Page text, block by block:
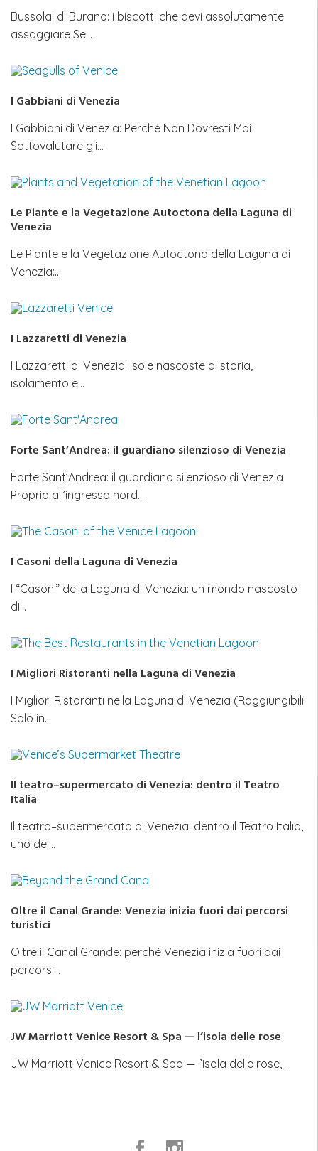
Bussolai di Burano: i biscotti che devi assolutamente
assaggiare Se…
I Gabbiani di Venezia
I Gabbiani di Venezia: Perché Non Dovresti Mai
Sottovalutare gli…
Le Piante e la Vegetazione Autoctona della Laguna di
Venezia
Le Piante e la Vegetazione Autoctona della Laguna di
Venezia:…
I Lazzaretti di Venezia
I Lazzaretti di Venezia: isole nascoste di storia,
isolamento e…
Forte Sant’Andrea: il guardiano silenzioso di Venezia
Forte Sant’Andrea: il guardiano silenzioso di Venezia
Proprio all’ingresso nord…
I Casoni della Laguna di Venezia
I “Casoni” della Laguna di Venezia: un mondo nascosto
di…
I Migliori Ristoranti nella Laguna di Venezia
I Migliori Ristoranti nella Laguna di Venezia (Raggiungibili
Solo in…
Il teatro–supermercato di Venezia: dentro il Teatro
Italia
Il teatro–supermercato di Venezia: dentro il Teatro Italia,
uno dei…
Oltre il Canal Grande: Venezia inizia fuori dai percorsi
turistici
Oltre il Canal Grande: perché Venezia inizia fuori dai
percorsi…
JW Marriott Venice Resort & Spa — l’isola delle rose
JW Marriott Venice Resort & Spa — l’isola delle rose,…